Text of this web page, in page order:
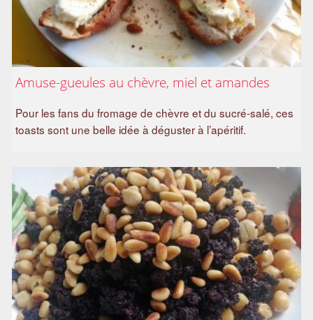
Amuse-gueules au chèvre, miel et amandes
Pour les fans du fromage de chèvre et du sucré-salé, ces
toasts sont une belle idée à déguster à l’apéritif.